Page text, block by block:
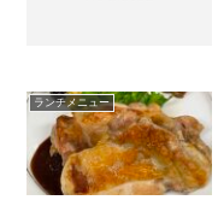
ランチメニュー